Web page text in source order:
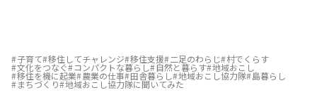
子育て 移住してチャレンジ 移住支援 二足のわらじ 村でくらす
文化をつなぐ コンパクトな暮らし 自然と暮らす 地域おこし
移住を機に起業 農業の仕事 田舎暮らし 地域おこし協力隊 島暮らし
まちづくり 地域おこし協力隊に聞いてみた